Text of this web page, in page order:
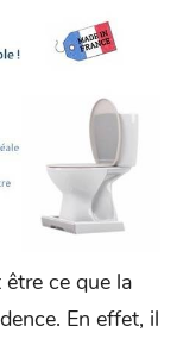
ce que la
En effet, il